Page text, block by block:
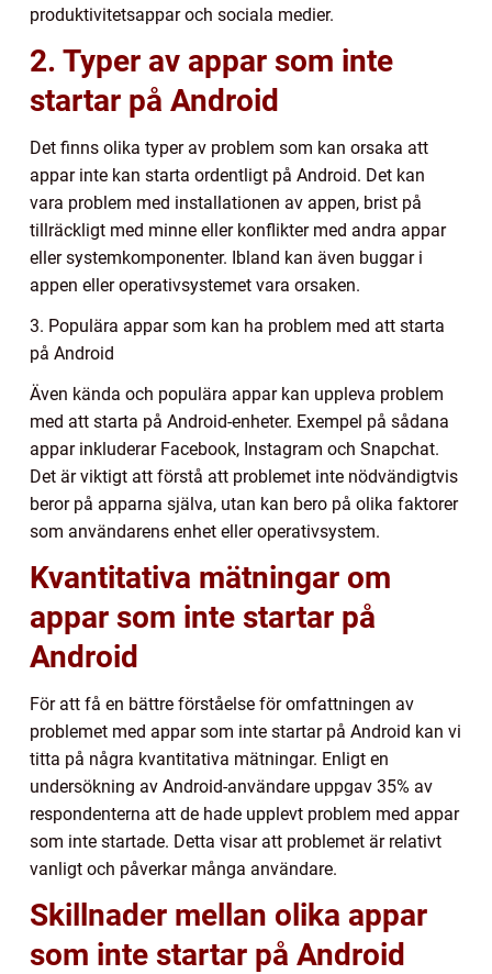
produktivitetsappar och sociala medier.
2. Typer av appar som inte
startar på Android
Det finns olika typer av problem som kan orsaka att
appar inte kan starta ordentligt på Android. Det kan
vara problem med installationen av appen, brist på
tillräckligt med minne eller konflikter med andra appar
eller systemkomponenter. Ibland kan även buggar i
appen eller operativsystemet vara orsaken.
3. Populära appar som kan ha problem med att starta
på Android
Även kända och populära appar kan uppleva problem
med att starta på Android-enheter. Exempel på sådana
appar inkluderar Facebook, Instagram och Snapchat.
Det är viktigt att förstå att problemet inte nödvändigtvis
beror på apparna själva, utan kan bero på olika faktorer
som användarens enhet eller operativsystem.
Kvantitativa mätningar om
appar som inte startar på
Android
För att få en bättre förståelse för omfattningen av
problemet med appar som inte startar på Android kan vi
titta på några kvantitativa mätningar. Enligt en
undersökning av Android-användare uppgav 35% av
respondenterna att de hade upplevt problem med appar
som inte startade. Detta visar att problemet är relativt
vanligt och påverkar många användare.
Skillnader mellan olika appar
som inte startar på Android